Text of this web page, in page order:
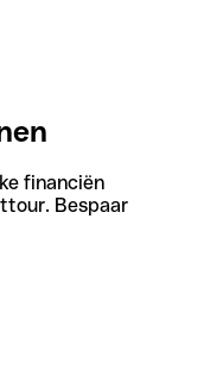
financiën
Bespaar